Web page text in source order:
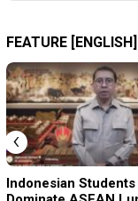
FEATURE [ENGLISH]
Indonesian Students
‹